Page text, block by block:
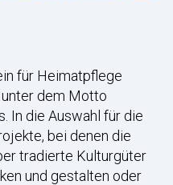
für Heimatpflege
dem Motto
In die Auswahl für die
bei denen die
tradierte Kulturgüter
und gestalten oder